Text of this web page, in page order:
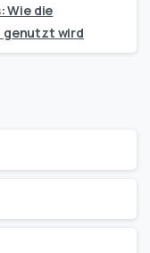
Wie die
genutzt wird